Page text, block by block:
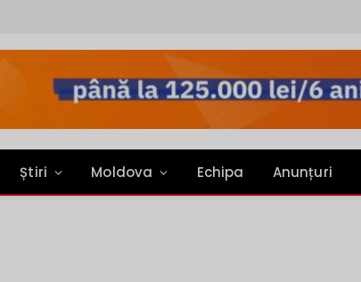
Știri Moldova Echipa Anunțuri